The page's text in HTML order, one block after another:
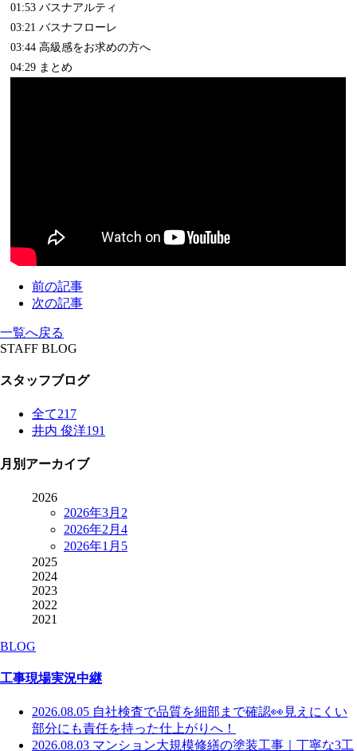
01:53 バスナアルティ
03:21 バスナフローレ
03:44 高級感をお求めの方へ
04:29 まとめ
前の記事
次の記事
一覧へ戻る
STAFF BLOG
スタッフブログ
全て217
井内 俊洋191
月別アーカイブ
2026
2026年3月 2
2026年2月 4
2026年1月 5
2025
2024
2023
2022
2021
BLOG
工事現場実況中継
2026.08.05 自社検査で品質を細部まで確認👀見えにくい
部分にも責任を持った仕上がりへ！
2026.08.03 マンション大規模修繕の塗装工事｜丁寧な3工